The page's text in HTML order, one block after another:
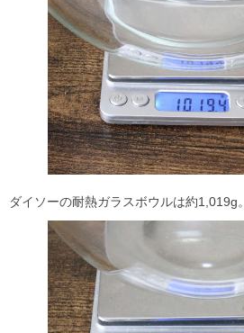
ダイソーの耐熱ガラスボウルは約1,019g。